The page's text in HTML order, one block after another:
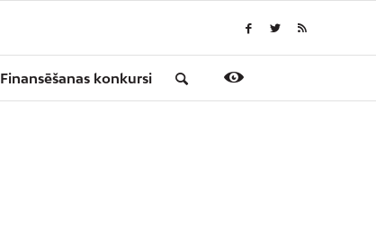
Finansēšanas konkursi